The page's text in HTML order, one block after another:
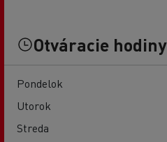
Otváracie hodiny
Pondelok
Utorok
Streda